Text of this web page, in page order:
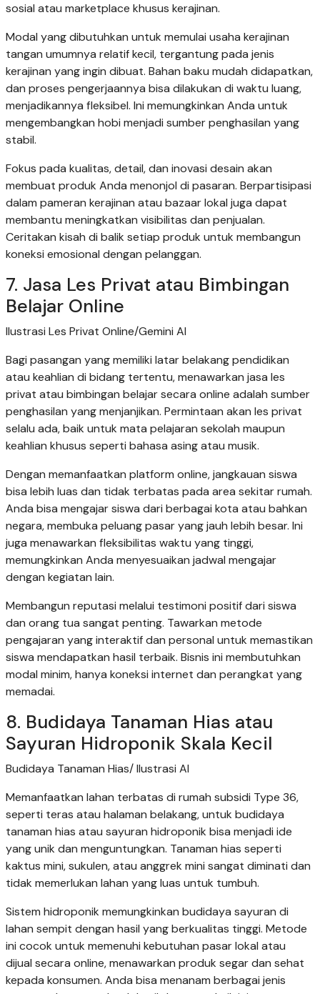
sosial atau marketplace khusus kerajinan.
Modal yang dibutuhkan untuk memulai usaha kerajinan
tangan umumnya relatif kecil, tergantung pada jenis
kerajinan yang ingin dibuat. Bahan baku mudah didapatkan,
dan proses pengerjaannya bisa dilakukan di waktu luang,
menjadikannya fleksibel. Ini memungkinkan Anda untuk
mengembangkan hobi menjadi sumber penghasilan yang
stabil.
Fokus pada kualitas, detail, dan inovasi desain akan
membuat produk Anda menonjol di pasaran. Berpartisipasi
dalam pameran kerajinan atau bazaar lokal juga dapat
membantu meningkatkan visibilitas dan penjualan.
Ceritakan kisah di balik setiap produk untuk membangun
koneksi emosional dengan pelanggan.
7. Jasa Les Privat atau Bimbingan
Belajar Online
Ilustrasi Les Privat Online/Gemini AI
Bagi pasangan yang memiliki latar belakang pendidikan
atau keahlian di bidang tertentu, menawarkan jasa les
privat atau bimbingan belajar secara online adalah sumber
penghasilan yang menjanjikan. Permintaan akan les privat
selalu ada, baik untuk mata pelajaran sekolah maupun
keahlian khusus seperti bahasa asing atau musik.
Dengan memanfaatkan platform online, jangkauan siswa
bisa lebih luas dan tidak terbatas pada area sekitar rumah.
Anda bisa mengajar siswa dari berbagai kota atau bahkan
negara, membuka peluang pasar yang jauh lebih besar. Ini
juga menawarkan fleksibilitas waktu yang tinggi,
memungkinkan Anda menyesuaikan jadwal mengajar
dengan kegiatan lain.
Membangun reputasi melalui testimoni positif dari siswa
dan orang tua sangat penting. Tawarkan metode
pengajaran yang interaktif dan personal untuk memastikan
siswa mendapatkan hasil terbaik. Bisnis ini membutuhkan
modal minim, hanya koneksi internet dan perangkat yang
memadai.
8. Budidaya Tanaman Hias atau
Sayuran Hidroponik Skala Kecil
Budidaya Tanaman Hias/ Ilustrasi AI
Memanfaatkan lahan terbatas di rumah subsidi Type 36,
seperti teras atau halaman belakang, untuk budidaya
tanaman hias atau sayuran hidroponik bisa menjadi ide
yang unik dan menguntungkan. Tanaman hias seperti
kaktus mini, sukulen, atau anggrek mini sangat diminati dan
tidak memerlukan lahan yang luas untuk tumbuh.
Sistem hidroponik memungkinkan budidaya sayuran di
lahan sempit dengan hasil yang berkualitas tinggi. Metode
ini cocok untuk memenuhi kebutuhan pasar lokal atau
dijual secara online, menawarkan produk segar dan sehat
kepada konsumen. Anda bisa menanam berbagai jenis